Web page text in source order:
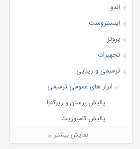
اندو
اینسترومنت
پروتز
تجهیزات
ترمیمی و زیبایی
ابزار های عمومی ترمیمی
پالیش پرسلن و زیرکنیا
پالیش کامپوزیت
فینیشینگ و پالیشینگ
نمایش بیشتر